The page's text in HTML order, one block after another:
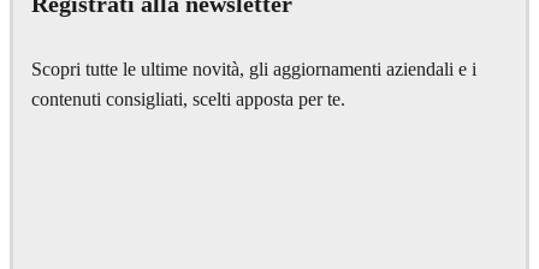
Scopri tutte le ultime novità, gli aggiornamenti aziendali e i
contenuti consigliati, scelti apposta per te.